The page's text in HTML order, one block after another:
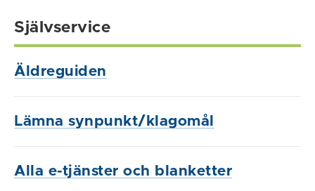
Självservice
Äldreguiden
Lämna synpunkt/klagomål
Alla e-tjänster och blanketter